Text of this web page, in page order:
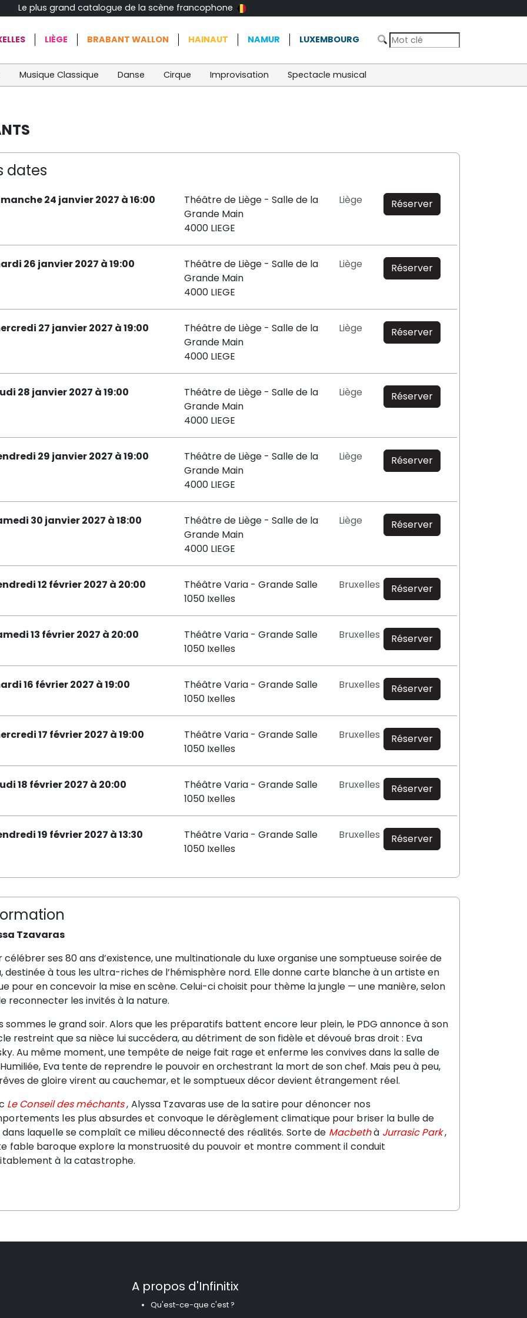
Le plus grand catalogue de la scène francophone
LIÈGE BRABANT WALLON HAINAUT NAMUR LUXEMBOURG
Musique Classique Danse Cirque Improvisation Spectacle musical
dates
24 janvier 2027 à 16:00
Théâtre de Liège - Salle de la
Grande Main
4000 LIEGE
Liège Réserver
26 janvier 2027 à 19:00
Théâtre de Liège - Salle de la
Grande Main
4000 LIEGE
Liège Réserver
27 janvier 2027 à 19:00
Théâtre de Liège - Salle de la
Grande Main
4000 LIEGE
Liège Réserver
28 janvier 2027 à 19:00
Théâtre de Liège - Salle de la
Grande Main
4000 LIEGE
Liège Réserver
29 janvier 2027 à 19:00
Théâtre de Liège - Salle de la
Grande Main
4000 LIEGE
Liège Réserver
30 janvier 2027 à 18:00
Théâtre de Liège - Salle de la
Grande Main
4000 LIEGE
Liège Réserver
12 février 2027 à 20:00
Théâtre Varia - Grande Salle
1050 Ixelles
Bruxelles Réserver
13 février 2027 à 20:00
Théâtre Varia - Grande Salle
1050 Ixelles
Bruxelles Réserver
16 février 2027 à 19:00
Théâtre Varia - Grande Salle
1050 Ixelles
Bruxelles Réserver
17 février 2027 à 19:00
Théâtre Varia - Grande Salle
1050 Ixelles
Bruxelles Réserver
18 février 2027 à 20:00
Théâtre Varia - Grande Salle
1050 Ixelles
Bruxelles Réserver
19 février 2027 à 13:30
Théâtre Varia - Grande Salle
1050 Ixelles
Bruxelles Réserver
Tzavaras
célébrer ses 80 ans d’existence, une multinationale du luxe organise une somptueuse soirée de
destinée à tous les ultra-riches de l’hémisphère nord. Elle donne carte blanche à un artiste en
pour en concevoir la mise en scène. Celui-ci choisit pour thème la jungle — une manière, selon
reconnecter les invités à la nature.
sommes le grand soir. Alors que les préparatifs battent encore leur plein, le PDG annonce à son
restreint que sa nièce lui succédera, au détriment de son fidèle et dévoué bras droit : Eva
Au même moment, une tempête de neige fait rage et enferme les convives dans la salle de
Eva tente de reprendre le pouvoir en orchestrant la mort de son chef. Mais peu à peu,
de gloire virent au cauchemar, et le somptueux décor devient étrangement réel.
Le Conseil des méchants, Alyssa Tzavaras use de la satire pour dénoncer nos
les plus absurdes et convoque le dérèglement climatique pour briser la bulle de
dans laquelle se complaît ce milieu déconnecté des réalités. Sorte de Macbethà Jurrasic Park,
fable baroque explore la monstruosité du pouvoir et montre comment il conduit
à la catastrophe.
A propos d'Infinitix
Qu'est-ce-que c'est ?